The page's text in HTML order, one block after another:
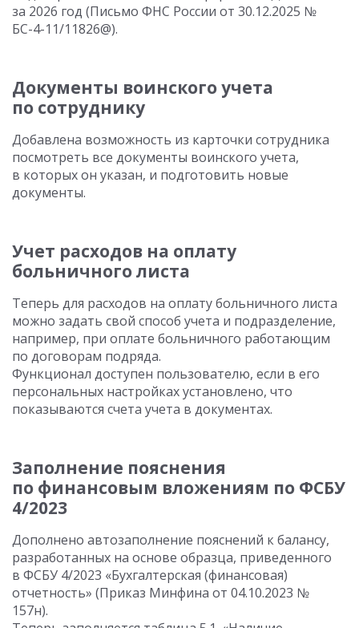
за 2026 год (Письмо ФНС России от 30.12.2025 №
БС-4-11/11826@).
Документы воинского учета
по сотруднику
Добавлена возможность из карточки сотрудника
посмотреть все документы воинского учета,
в которых он указан, и подготовить новые
документы.
Учет расходов на оплату
больничного листа
Теперь для расходов на оплату больничного листа
можно задать свой способ учета и подразделение,
например, при оплате больничного работающим
по договорам подряда.
Функционал доступен пользователю, если в его
персональных настройках установлено, что
показываются счета учета в документах.
Заполнение пояснения
по финансовым вложениям по ФСБУ
4/2023
Дополнено автозаполнение пояснений к балансу,
разработанных на основе образца, приведенного
в ФСБУ 4/2023 «Бухгалтерская (финансовая)
отчетность» (Приказ Минфина от 04.10.2023 №
157н).